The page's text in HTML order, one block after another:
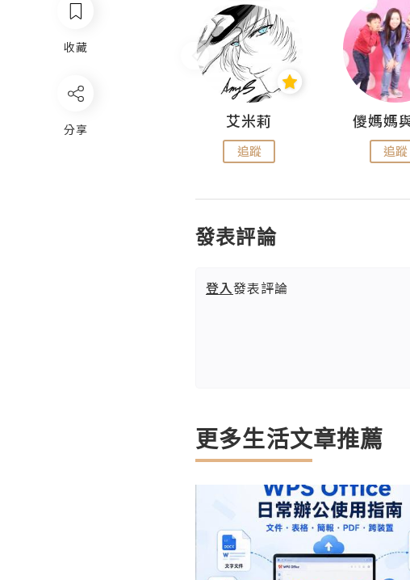
收藏
分享 艾米莉
追蹤 追蹤
發表評論
登入發表評論
更多生活文章推薦